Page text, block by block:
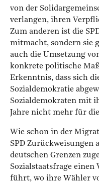
von der
verlangen, ihren
Zum anderen ist die
mitmacht, sondern sie
auch die Umsetzung
konkrete politische
Erkenntnis, dass sich
Sozialdemokratie
Sozialdemokraten mit
Jahre nicht mehr für
Wie schon in der
SPD Zurückweisungen
deutschen Grenzen
Sozialstaatsfrage einen
führt, wo ihre Wähler